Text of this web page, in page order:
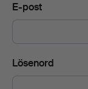
E-post
Lösenord